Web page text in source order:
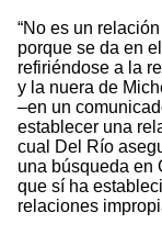
“No es un
porque se da en
refiriéndose a la
y la nuera de
–en un
establecer una
cual Del Río
una búsqueda en
que sí ha
relaciones